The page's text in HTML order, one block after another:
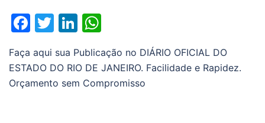
Facebook
TwitterLinkedIn
Faça aqui sua Publicação no DIÁRIO OFICIAL DO
ESTADO DO RIO DE JANEIRO. Facilidade e Rapidez.
Orçamento sem Compromisso